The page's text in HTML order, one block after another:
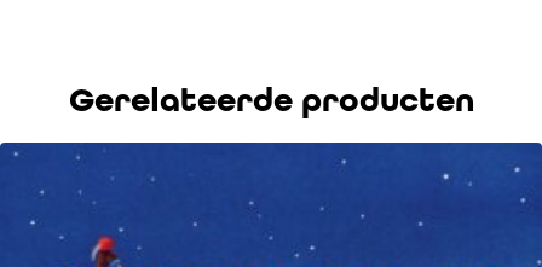
Gerelateerde producten